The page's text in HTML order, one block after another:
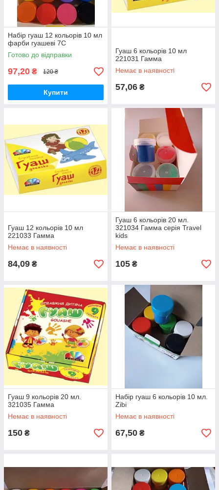
Набір гуаш 12 кольорів 10 мл
фарби гуашеві 7С
Готово до відправки
97,20 ₴ 120 ₴
Купити
Гуаш 6 кольорів 10 мл
221031 Гамма
Немає в наявності
57,06 ₴
Гуаш 12 кольорів 10 мл
221033 Гамма
Немає в наявності
84,09 ₴
Гуаш 6 кольорів 20 мл.
321034 Гамма серія Travel
kids
Немає в наявності
105 ₴
Гуаш 9 кольорів 20 мл.
321035 Гамма
Немає в наявності
150 ₴
Набір гуаш 6 кольорів 10 мл.
Zibi
Немає в наявності
67,50 ₴